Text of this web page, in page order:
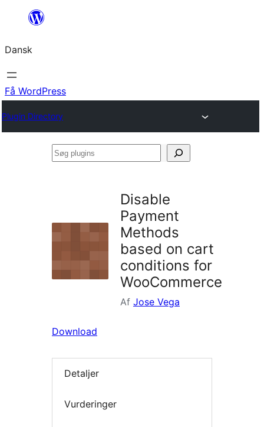
Spring
indhold
Dansk
Få WordPress
Plugin Directory
Søg
Disable
Payment
Methods
based on cart
conditions for
WooCommerce
Af Jose Vega
Download
Detaljer
Vurderinger